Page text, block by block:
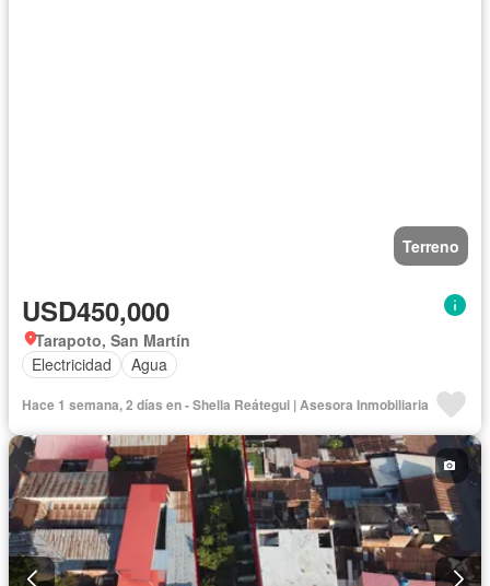
Terreno
USD450,000
Tarapoto, San Martín
Electricidad
Agua
Hace 1 semana, 2 días en - Shella Reátegui | Asesora Inmobiliaria